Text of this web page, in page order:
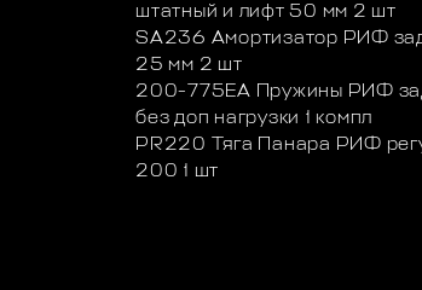
штатный и лифт 50 мм 2 шт
SA236 Амортизатор РИФ
25 мм 2 шт
200-775EA Пружины РИФ
без доп нагрузки 1 компл
PR220 Тяга Панара РИФ
200 1 шт